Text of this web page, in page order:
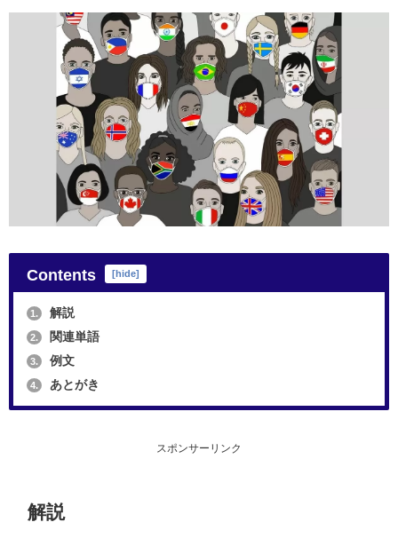
Contents [hide]
1. 解説
2. 関連単語
3. 例文
4. あとがき
スポンサーリンク
解説